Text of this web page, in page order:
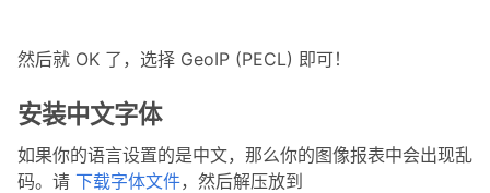
然后就 OK 了，选择 GeoIP (PECL) 即可！
安装中文字体
如果你的语言设置的是中文，那么你的图像报表中会出现乱
码。请 下载字体文件，然后解压放到